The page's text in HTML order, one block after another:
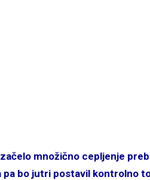
množično cepljenje
bo jutri postavil kontrolno